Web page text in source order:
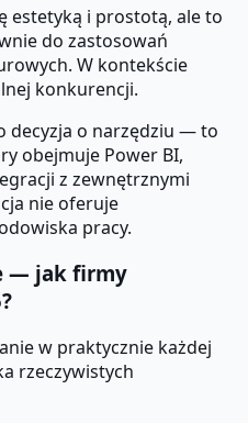
estetyką i prostotą, ale to
do zastosowań
W kontekście
konkurencji.
decyzja o narzędziu — to
obejmuje Power BI,
z zewnętrznymi
nie oferuje
pracy.
— jak firmy
w praktycznie każdej
rzeczywistych